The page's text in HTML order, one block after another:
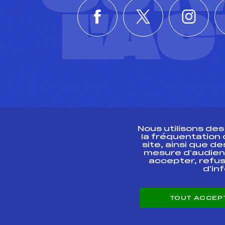
ESPACE PRESSE
Nous utilisons
la fréquentation
site, ainsi que
mesure
accepter,
TOUT